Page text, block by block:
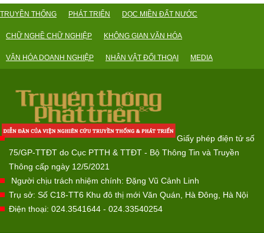
TRUYỀN THỐNG PHÁT TRIỂN DỌC MIỀN ĐẤT NƯỚC
CHỮ NGHỀ CHỮ NGHIỆP KHÔNG GIAN VĂN HÓA
VĂN HÓA DOANH NGHIỆP NHÂN VẬT ĐỐI THOẠI MEDIA
Giấy phép điện tử số
75/GP-TTĐT do Cục PTTH & TTĐT - Bộ Thông Tin và Truyền
Thông cấp ngày 12/5/2021
Người chịu trách nhiệm chính: Đặng Vũ Cảnh Linh
Trụ sở: Số C18-TT6 Khu đô thị mới Văn Quán, Hà Đông, Hà Nội
Điện thoại: 024.3541644 - 024.33540254